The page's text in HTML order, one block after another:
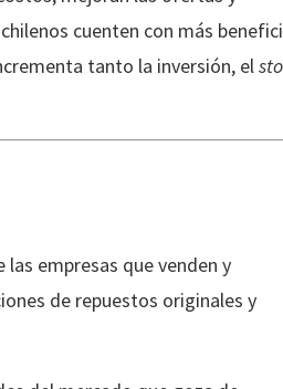
cuenten con más
tanto la inversión, el
empresas que venden y
de repuestos originales y